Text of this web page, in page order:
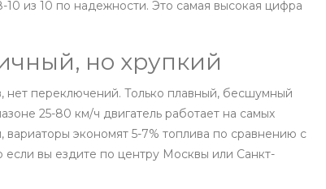
из 10 по надежности. Это самая высокая цифра
но хрупкий
нет переключений. Только плавный, бесшумный
25-80 км/ч двигатель работает на самых
экономят 5-7% топлива по сравнению с
если вы ездите по центру Москвы или Санкт-